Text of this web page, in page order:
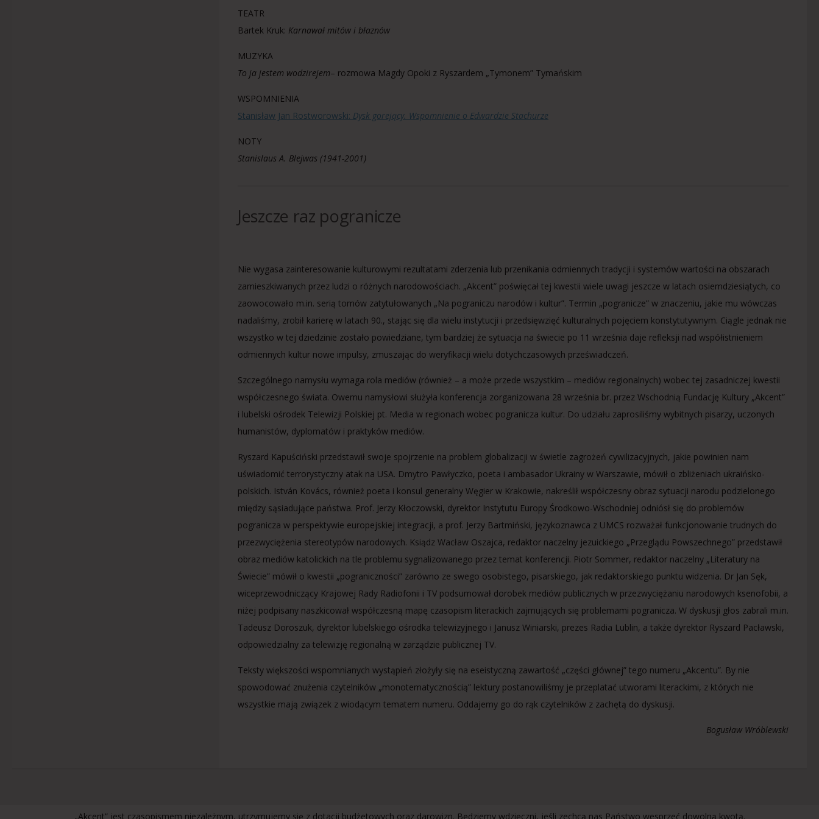
TEATR
Bartek Kruk: Karnawał mitów i błaznów
MUZYKA
To ja jestem wodzirejem– rozmowa Magdy Opoki z Ryszardem „Tymonem” Tymańskim
WSPOMNIENIA
Stanisław Jan Rostworowski: Dysk gorejący. Wspomnienie o Edwardzie Stachurze
NOTY
Stanislaus A. Blejwas (1941-2001)
Jeszcze raz pogranicze
Nie wygasa zainteresowanie kulturowymi rezultatami zderzenia lub przenikania odmiennych tradycji i systemów wartości na obszarach
zamieszkiwanych przez ludzi o różnych narodowościach. „Akcent” poświęcał tej kwestii wiele uwagi jeszcze w latach osiemdziesiątych, co
zaowocowało m.in. serią tomów zatytułowanych „Na pograniczu narodów i kultur”. Termin „pogranicze” w znaczeniu, jakie mu wówczas
nadaliśmy, zrobił karierę w latach 90., stając się dla wielu instytucji i przedsięwzięć kulturalnych pojęciem konstytutywnym. Ciągle jednak nie
wszystko w tej dziedzinie zostało powiedziane, tym bardziej że sytuacja na świecie po 11 września daje refleksji nad współistnieniem
odmiennych kultur nowe impulsy, zmuszając do weryfikacji wielu dotychczasowych przeświadczeń.
Szczególnego namysłu wymaga rola mediów (również – a może przede wszystkim – mediów regionalnych) wobec tej zasadniczej kwestii
współczesnego świata. Owemu namysłowi służyła konferencja zorganizowana 28 września br. przez Wschodnią Fundację Kultury „Akcent”
i lubelski ośrodek Telewizji Polskiej pt. Media w regionach wobec pogranicza kultur. Do udziału zaprosiliśmy wybitnych pisarzy, uczonych
humanistów, dyplomatów i praktyków mediów.
Ryszard Kapuściński przedstawił swoje spojrzenie na problem globalizacji w świetle zagrożeń cywilizacyjnych, jakie powinien nam
uświadomić terrorystyczny atak na USA. Dmytro Pawłyczko, poeta i ambasador Ukrainy w Warszawie, mówił o zbliżeniach ukraińsko-
polskich. István Kovács, również poeta i konsul generalny Węgier w Krakowie, nakreślił współczesny obraz sytuacji narodu podzielonego
między sąsiadujące państwa. Prof. Jerzy Kłoczowski, dyrektor Instytutu Europy Środkowo-Wschodniej odniósł się do problemów
pogranicza w perspektywie europejskiej integracji, a prof. Jerzy Bartmiński, językoznawca z UMCS rozważał funkcjonowanie trudnych do
przezwyciężenia stereotypów narodowych. Ksiądz Wacław Oszajca, redaktor naczelny jezuickiego „Przeglądu Powszechnego” przedstawił
obraz mediów katolickich na tle problemu sygnalizowanego przez temat konferencji. Piotr Sommer, redaktor naczelny „Literatury na
Świecie” mówił o kwestii „pograniczności” zarówno ze swego osobistego, pisarskiego, jak redaktorskiego punktu widzenia. Dr Jan Sęk,
wiceprzewodniczący Krajowej Rady Radiofonii i TV podsumował dorobek mediów publicznych w przezwyciężaniu narodowych ksenofobii, a
niżej podpisany naszkicował współczesną mapę czasopism literackich zajmujących się problemami pogranicza. W dyskusji głos zabrali m.in.
Tadeusz Doroszuk, dyrektor lubelskiego ośrodka telewizyjnego i Janusz Winiarski, prezes Radia Lublin, a także dyrektor Ryszard Pacławski,
odpowiedzialny za telewizję regionalną w zarządzie publicznej TV.
Teksty większości wspomnianych wystąpień złożyły się na eseistyczną zawartość „części głównej” tego numeru „Akcentu”. By nie
spowodować znużenia czytelników „monotematycznością” lektury postanowiliśmy je przeplatać utworami literackimi, z których nie
wszystkie mają związek z wiodącym tematem numeru. Oddajemy go do rąk czytelników z zachętą do dyskusji.
Bogusław Wróblewski
„Akcent” jest czasopismem niezależnym, utrzymujemy się z dotacji budżetowych oraz darowizn. Będziemy wdzięczni, jeśli zechcą nas Państwo wesprzeć dowolną kwotą.